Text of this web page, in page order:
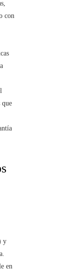
con
que
y
en